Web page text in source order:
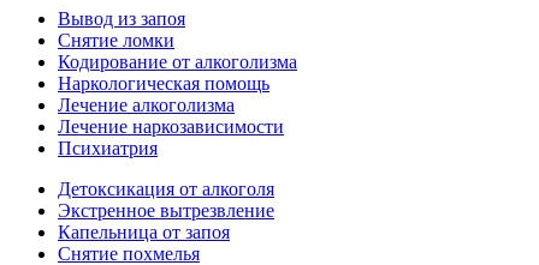
Вывод из запоя
Снятие ломки
Кодирование от алкоголизма
Наркологическая помощь
Лечение алкоголизма
Лечение наркозависимости
Психиатрия
Детоксикация от алкоголя
Экстренное вытрезвление
Капельница от запоя
Снятие похмелья